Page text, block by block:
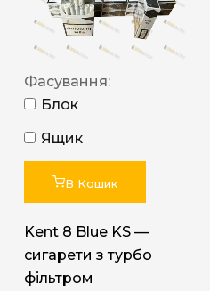
Фасування:
Блок
Ящик
В Кошик
Kent 8 Blue KS —
сигарети з турбо
фільтром